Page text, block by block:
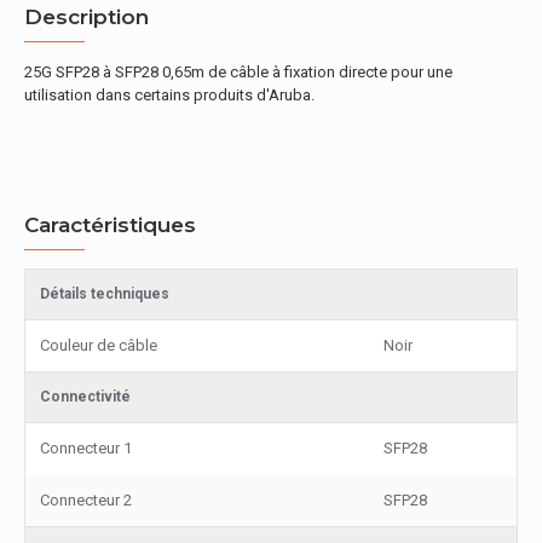
Description
25G SFP28 à SFP28 0,65m de câble à fixation directe pour une
utilisation dans certains produits d'Aruba.
Caractéristiques
Détails techniques
Couleur de câble Noir
Connectivité
Connecteur 1 SFP28
Connecteur 2 SFP28